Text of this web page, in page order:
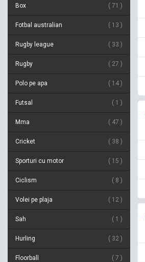
Box 71
Fotbal australian 13
Rugby league 33
Rugby 27
Polo pe apa 14
Futsal 1
Mma 47
Cricket 38
Sporturi cu motor 15
Ciclism 8
Volei pe plaja 12
Sah 1
Hurling 32
Floorball 7